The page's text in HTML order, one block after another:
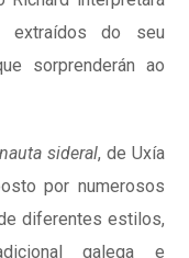
extraídos do seu
sorprenderán ao
sideral, de Uxía
por numerosos
diferentes estilos,
galega e